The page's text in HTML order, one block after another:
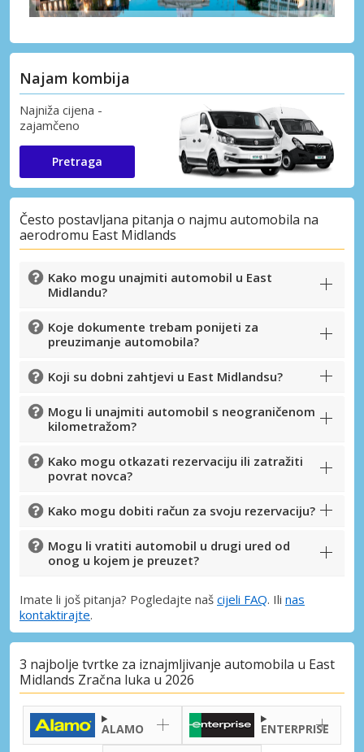
Najam kombija
Najniža cijena -
zajamčeno
Pretraga
Često postavljana pitanja o najmu automobila na
aerodromu East Midlands
Kako mogu unajmiti automobil u East
Midlandu?
Koje dokumente trebam ponijeti za
preuzimanje automobila?
Koji su dobni zahtjevi u East Midlandsu?
Mogu li unajmiti automobil s neograničenom
kilometražom?
Kako mogu otkazati rezervaciju ili zatražiti
povrat novca?
Kako mogu dobiti račun za svoju rezervaciju?
Mogu li vratiti automobil u drugi ured od
onog u kojem je preuzet?
Imate li još pitanja? Pogledajte naš cijeli FAQ. Ili nas
kontaktirajte.
3 najbolje tvrtke za iznajmljivanje automobila u East
Midlands Zračna luka u 2026
ALAMO ENTERPRISE